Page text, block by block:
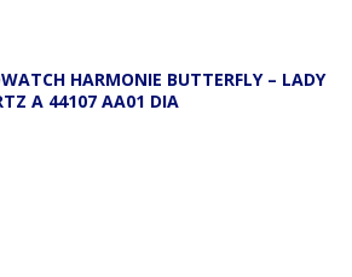
HARMONIE BUTTERFLY – LADY
A 44107 AA01 DIA